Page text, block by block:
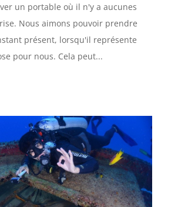
un portable où il n'y a aucunes
Nous aimons pouvoir prendre
présent, lorsqu'il représente
pour nous. Cela peut...